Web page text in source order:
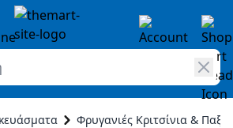
Φρυγανιές Κριτσίνια &